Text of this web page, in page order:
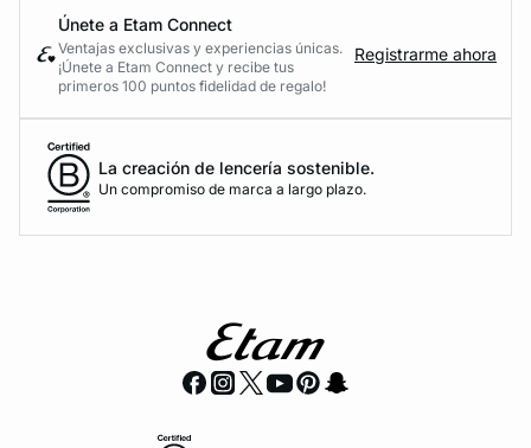
Únete a Etam Connect
Ventajas exclusivas y experiencias únicas.
¡Únete a Etam Connect y recibe tus
primeros 100 puntos fidelidad de regalo!
Registrarme ahora
La creación de lencería sostenible.
Un compromiso de marca a largo plazo.